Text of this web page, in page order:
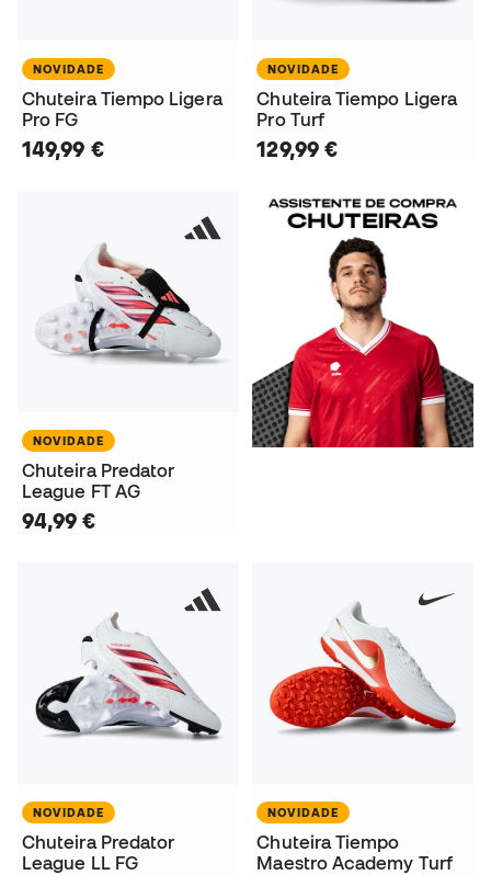
NOVIDADE
Chuteira Tiempo Ligera
Pro FG
149,99 €
NOVIDADE
Chuteira Tiempo Ligera
Pro Turf
129,99 €
NOVIDADE
Chuteira Predator
League FT AG
94,99 €
NOVIDADE
Chuteira Predator
League LL FG
NOVIDADE
Chuteira Tiempo
Maestro Academy Turf